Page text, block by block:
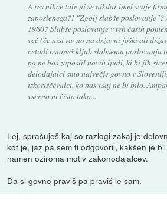
A res nihče tule ni še nikdar imel svoje
zaposlenega?! "Zgolj slabše poslovanje"?
1980? Slabše poslovanje v teh časih
več (če nisi ravno na državni joški ali
četudi ostaneš kljub slabšemu poslovanju
pa ne boš zaposlil novih ljudi, ki bi jih
delodajalci smo največje govno v
izkoriščevalci, ko nas vsaj ne bi bilo.
vseeno ni čisto tako...
Lej, sprašuješ kaj so razlogi zakaj je
kot je, jaz pa sem ti odgovoril, kakšen je
namen oziroma motiv zakonodajalcev.
Da si govno praviš pa praviš le sam.